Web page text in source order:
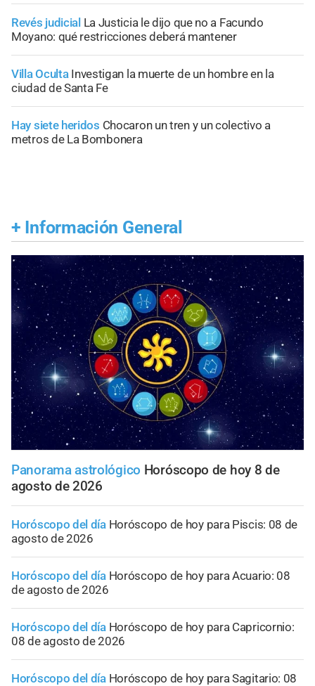
Revés judicial La Justicia le dijo que no a Facundo
Moyano: qué restricciones deberá mantener
Villa Oculta Investigan la muerte de un hombre en la
ciudad de Santa Fe
Hay siete heridos Chocaron un tren y un colectivo a
metros de La Bombonera
+ Información General
Panorama astrológico Horóscopo de hoy 8 de
agosto de 2026
Horóscopo del día Horóscopo de hoy para Piscis: 08 de
agosto de 2026
Horóscopo del día Horóscopo de hoy para Acuario: 08
de agosto de 2026
Horóscopo del día Horóscopo de hoy para Capricornio:
08 de agosto de 2026
Horóscopo del día Horóscopo de hoy para Sagitario: 08